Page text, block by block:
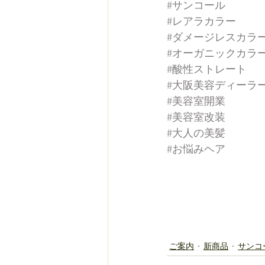
#サンコール
#レアラカラー
#ダメージレスカラ
#オーガニックカラ
#酸性ストレート
#大阪美容ディーラ
#美容室開業
#美容室改装
#大人の美髪
#お悩みヘア
ご案内 新商品 サンコ